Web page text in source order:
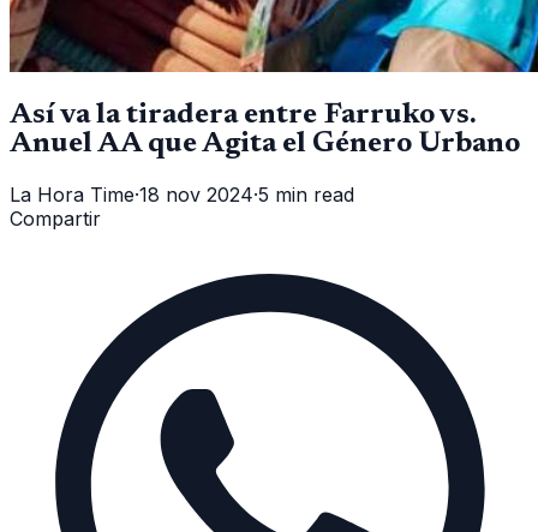
Así va la tiradera entre Farruko vs.
Anuel AA que Agita el Género Urbano
La Hora Time·18 nov 2024·5 min read
Compartir